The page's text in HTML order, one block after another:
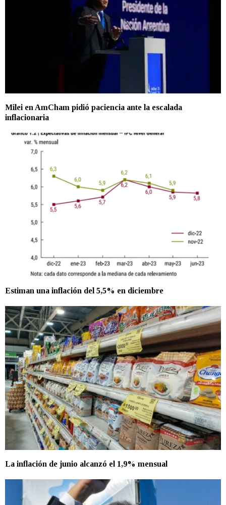
Milei en AmCham pidió paciencia ante la escalada
inflacionaria
Estiman una inflación del 5,5% en diciembre
La inflación de junio alcanzó el 1,9% mensual